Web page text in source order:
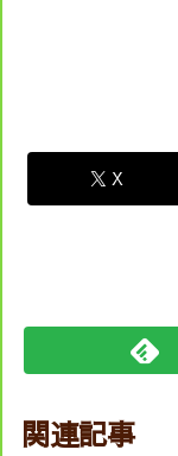
X
関連記事